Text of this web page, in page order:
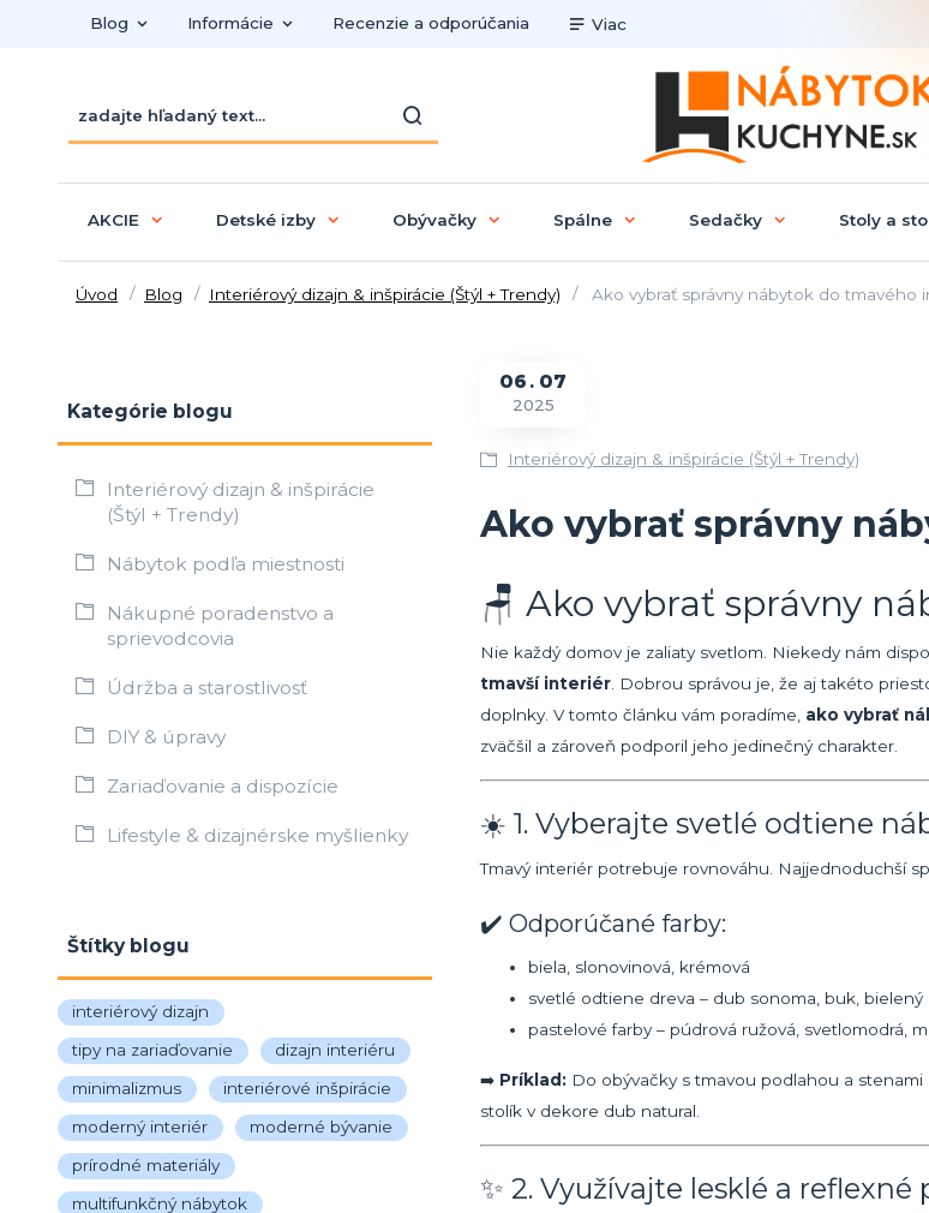
Blog Informácie Recenzie a odporúčania Viac
AKCIE Detské izby Obývačky Spálne Sedačky Stoly a
Úvod Blog Interiérový dizajn & inšpirácie (Štýl + Trendy) Ako vybrať správny nábytok do tmavého
Kategórie blogu
Interiérový dizajn & inšpirácie
(Štýl + Trendy)
Nábytok podľa miestnosti
Nákupné poradenstvo a
sprievodcovia
Údržba a starostlivosť
DIY & úpravy
Zariaďovanie a dispozície
Lifestyle & dizajnérske myšlienky
Štítky blogu
interiérový dizajn
tipy na zariaďovanie
dizajn interiéru
minimalizmus
interiérové inšpirácie
moderný interiér
moderné bývanie
prírodné materiály
multifunkčný nábytok
06 07
2025
Interiérový dizajn & inšpirácie (Štýl + Trendy)
Ako vybrať správny
🪑 Ako vybrať správny
Nie každý domov je zaliaty svetlom. Niekedy nám
tmavší interiér . Dobrou správou je, že aj takéto
doplnky. V tomto článku vám poradíme, ako vybrať
zväčšil a zároveň podporil jeho jedinečný charakter.
☀️ 1. Vyberajte svetlé odtiene
Tmavý interiér potrebuje rovnováhu. Najjednoduchší
✔️ Odporúčané farby:
biela, slonovinová, krémová
svetlé odtiene dreva – dub sonoma, buk, bielený
pastelové farby – púdrová ružová, svetlomodrá,
➡️ Príklad: Do obývačky s tmavou podlahou a
stolík v dekore dub natural.
✨ 2. Využívajte lesklé a reflexné